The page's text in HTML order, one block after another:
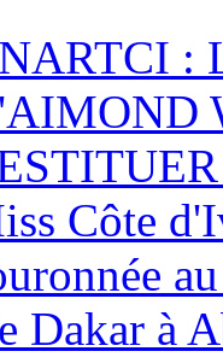
:
Côte
Dakar à